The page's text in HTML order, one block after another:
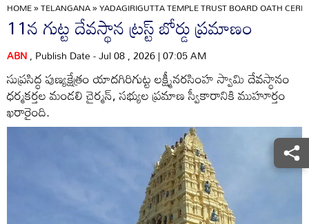
HOME»TELANGANA»YADAGIRIGUTTA TEMPLE TRUST BOARD OATH
11న గుట్ట దేవస్థాన ట్రస్ట్‌ బోర్డు ప్రమాణం
ABN, Publish Date - Jul 08 , 2026 | 07:05 AM
సుప్రసిద్ధ పుణ్యక్షేత్రం యాదగిరిగుట్ట లక్ష్మీనరసింహ స్వామి దేవస్థానం
ధర్మకర్తల మండలి చైర్మన్‌, సభ్యుల ప్రమాణ స్వీకారానికి ముహూర్తం
ఖరారైంది.